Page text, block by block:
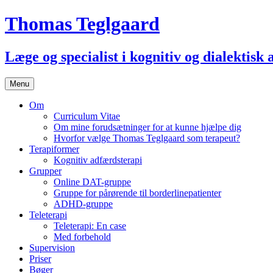
Thomas Teglgaard
Læge og specialist i kognitiv og dialektisk
Menu Skip
to
content
Om
Curriculum Vitae
Om mine forudsætninger for at kunne hjælpe dig
Hvorfor vælge Thomas Teglgaard som terapeut?
Terapiformer
Kognitiv adfærdsterapi
Grupper
Online DAT-gruppe
Gruppe for pårørende til borderlinepatienter
ADHD-gruppe
Teleterapi
Teleterapi: En case
Med forbehold
Supervision
Priser
Bøger